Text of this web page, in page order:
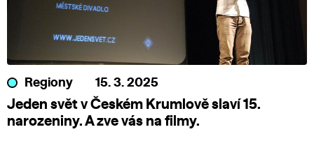
Regiony 15. 3. 2025
Jeden svět v Českém Krumlově slaví 15.
narozeniny. A zve vás na filmy.